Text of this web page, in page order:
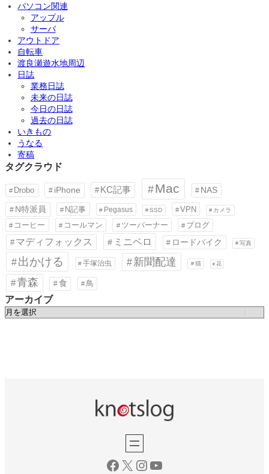
パソコン関連
アップル
サーバ
アウトドア
自転車
渡良瀬遊水地周辺
日誌
業務日誌
未来の日誌
今日の日誌
過去の日誌
いきもの
うなる
寄稿
タグクラウド
Drobo iPhone KC記事 Mac NAS
N特派員 N記事 Pegasus SSD VPN カメラ
コーヒー コールマン ツーバーナー ブログ
マディフォックス ミニベロ ロードバイク 写真
出かける 手塚治虫 新聞配達 猫 花
青森 食 鳥
アーカイブ
ア
Facebook
X Instagram
YouTube